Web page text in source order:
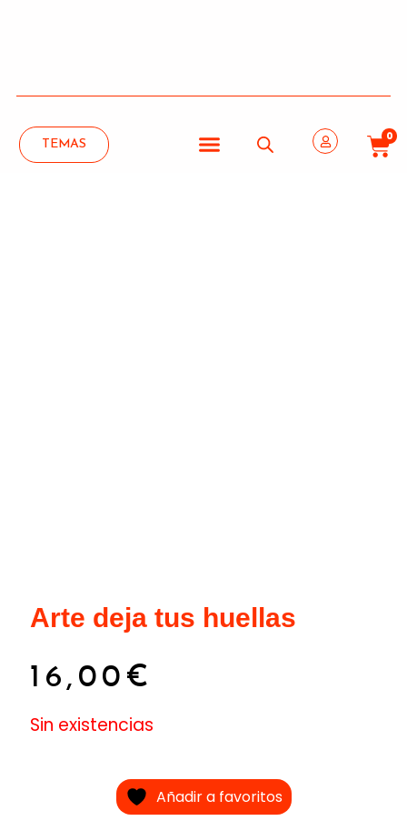
TEMAS
0
Arte deja tus huellas
16,00 €
Sin existencias
Añadir a favoritos